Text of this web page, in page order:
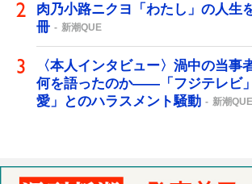
肉乃小路ニクヨ「わたし」の人生
冊
新潮QUE
〈本人インタビュー〉渦中の当事
何を語ったのか――「フジテレビ
愛」とのハラスメント騒動
新潮QUE